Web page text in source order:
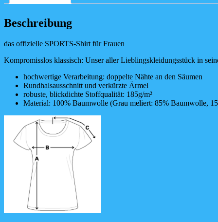
Beschreibung
das offizielle SPORTS-Shirt für Frauen
Kompromisslos klassisch: Unser aller Lieblingskleidungsstück in
hochwertige Verarbeitung: doppelte Nähte an den Säumen
Rundhalsausschnitt und verkürzte Ärmel
robuste, blickdichte Stoffqualität: 185g/m²
Material: 100% Baumwolle (Grau meliert: 85% Baumwolle,